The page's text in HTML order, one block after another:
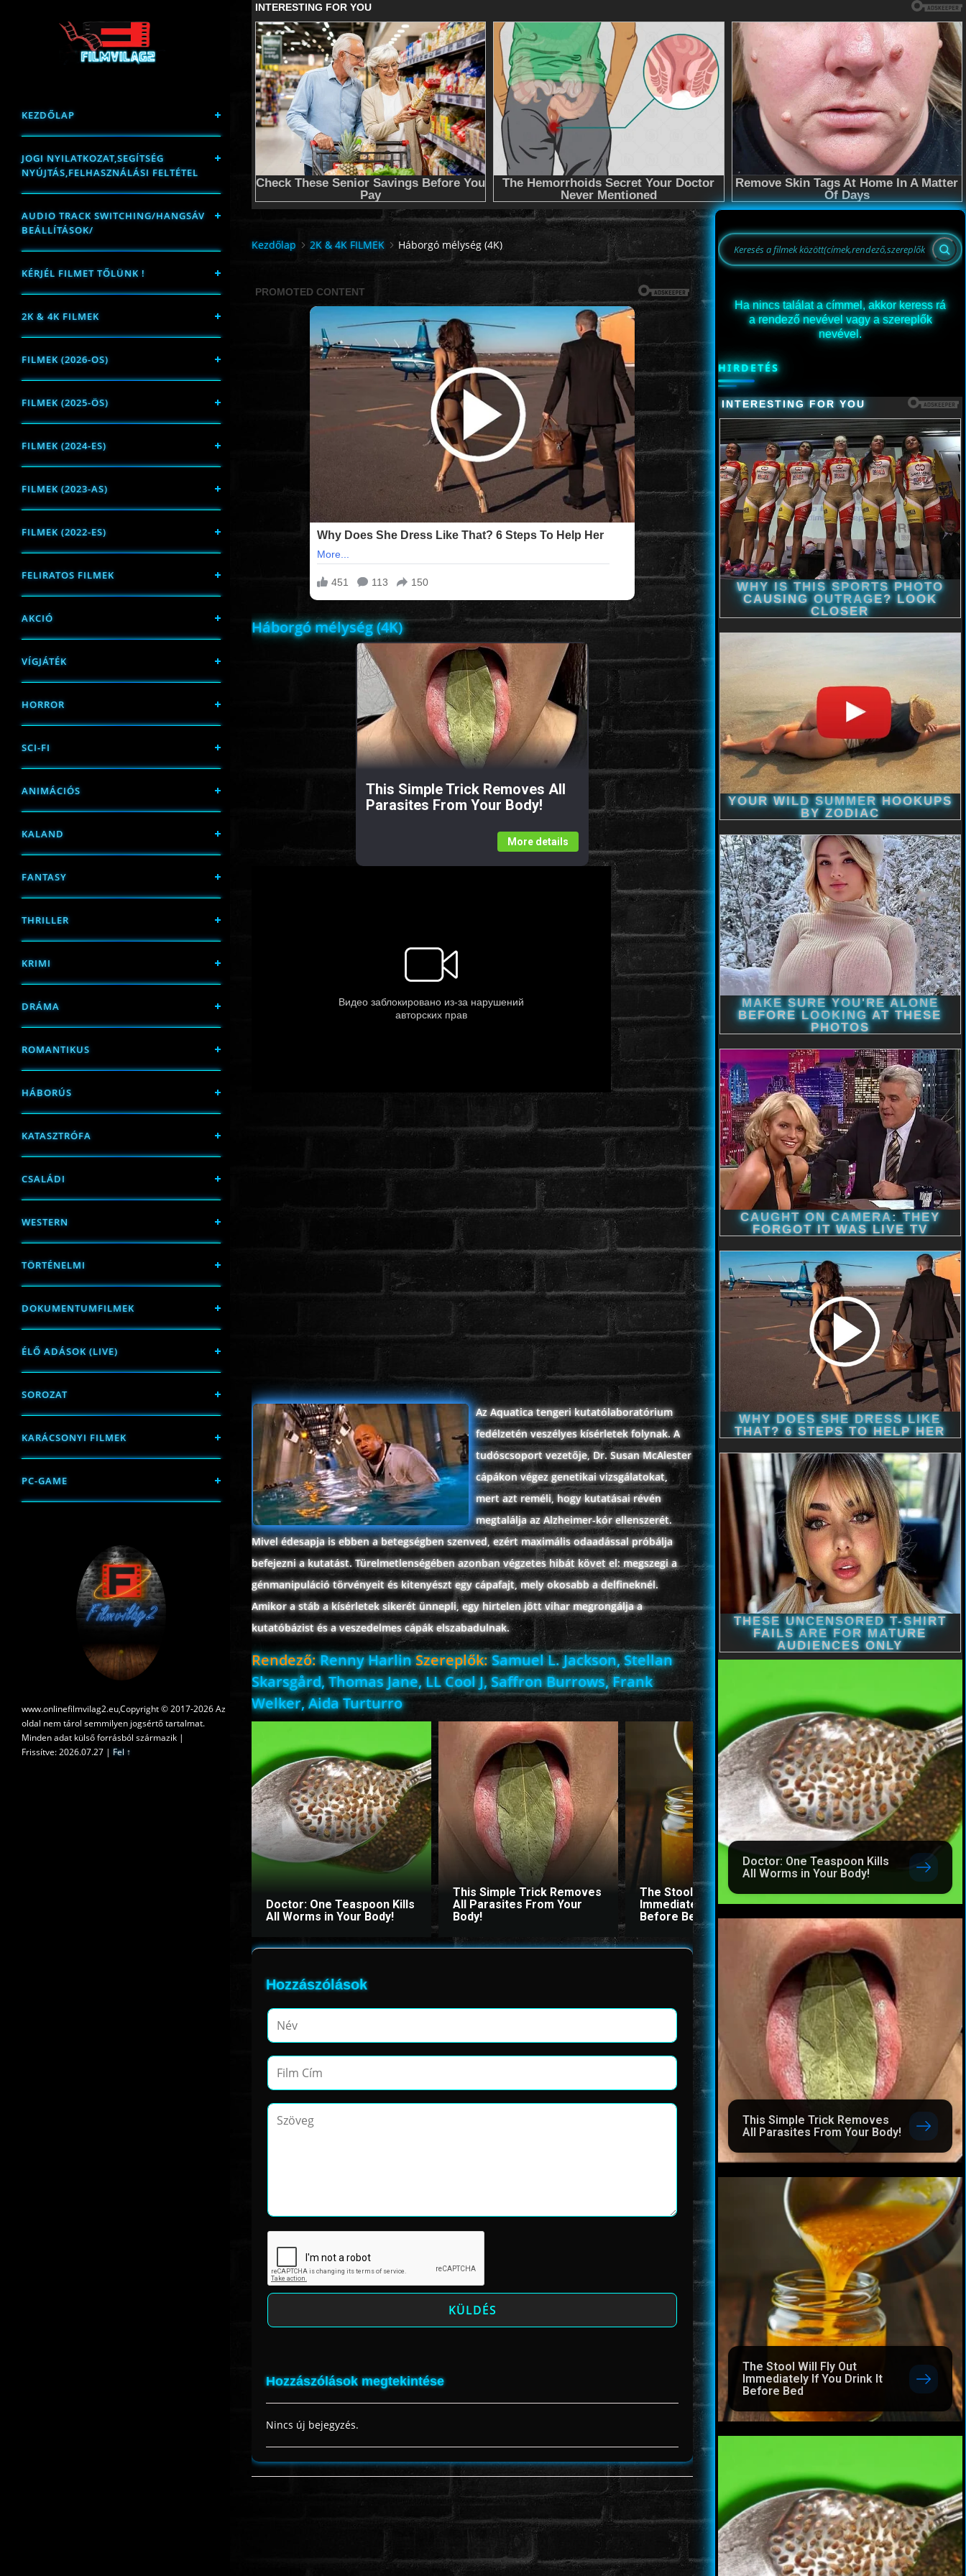
KEZDŐLAP
JOGI NYILATKOZAT,SEGÍTSÉG
NYÚJTÁS,FELHASZNÁLÁSI FELTÉTEL
AUDIO TRACK SWITCHING/HANGSÁV
BEÁLLÍTÁSOK/
KÉRJÉL FILMET TŐLÜNK !
2K & 4K FILMEK
FILMEK (2026-OS)
FILMEK (2025-ÖS)
FILMEK (2024-ES)
FILMEK (2023-AS)
FILMEK (2022-ES)
FELIRATOS FILMEK
AKCIÓ
VÍGJÁTÉK
HORROR
SCI-FI
ANIMÁCIÓS
KALAND
FANTASY
THRILLER
KRIMI
DRÁMA
ROMANTIKUS
HÁBORÚS
KATASZTRÓFA
CSALÁDI
WESTERN
TÖRTÉNELMI
DOKUMENTUMFILMEK
ÉLŐ ADÁSOK (LIVE)
SOROZAT
KARÁCSONYI FILMEK
PC-GAME
www.onlinefilmvilag2.eu,Copyright © 2017-2026 Az
oldal nem tárol semmilyen jogsértő tartalmat.
Minden adat külső forrásból származik |
Frissítve: 2026.07.27 | Fel ↑
Kezdőlap 2K & 4K FILMEK Háborgó mélység (4K)
Háborgó mélység (4K)
This Simple Trick Removes All
Parasites From Your Body!
More details
Az Aquatica tengeri kutatólaboratórium
fedélzetén veszélyes kísérletek folynak. A
tudóscsoport vezetője, Dr. Susan McAlester
cápákon végez genetikai vizsgálatokat,
mert azt reméli, hogy kutatásai révén
megtalálja az Alzheimer-kór ellenszerét.
Mivel édesapja is ebben a betegségben szenved, ezért maximális odaadással próbálja
befejezni a kutatást. Türelmetlenségében azonban végzetes hibát követ el: megszegi a
génmanipuláció törvényeit és kitenyészt egy cápafajt, mely okosabb a delfineknél.
Amikor a stáb a kísérletek sikerét ünnepli, egy hirtelen jött vihar megrongálja a
kutatóbázist és a veszedelmes cápák elszabadulnak.
Rendező:Renny HarlinSzereplők:Samuel L. Jackson, Stellan
Skarsgård, Thomas Jane, LL Cool J, Saffron Burrows, Frank
Welker, Aida Turturro
Doctor: One Teaspoon Kills
All Worms in Your Body!
This Simple Trick Removes
All Parasites From Your
Body!
The Stool Will Fly Out
Immediately If You Drink It
Before Bed
Doctor: One Teaspoon
All Worms in Your Body!
Hozzászólások
Hozzászólások megtekintése
Nincs új bejegyzés.
Ha nincs találat a címmel, akkor keress rá
a rendező nevével vagy a szereplők
nevével.
HIRDETÉS
Doctor: One Teaspoon Kills
All Worms in Your Body!
This Simple Trick Removes
All Parasites From Your Body!
The Stool Will Fly Out
Immediately If You Drink It
Before Bed